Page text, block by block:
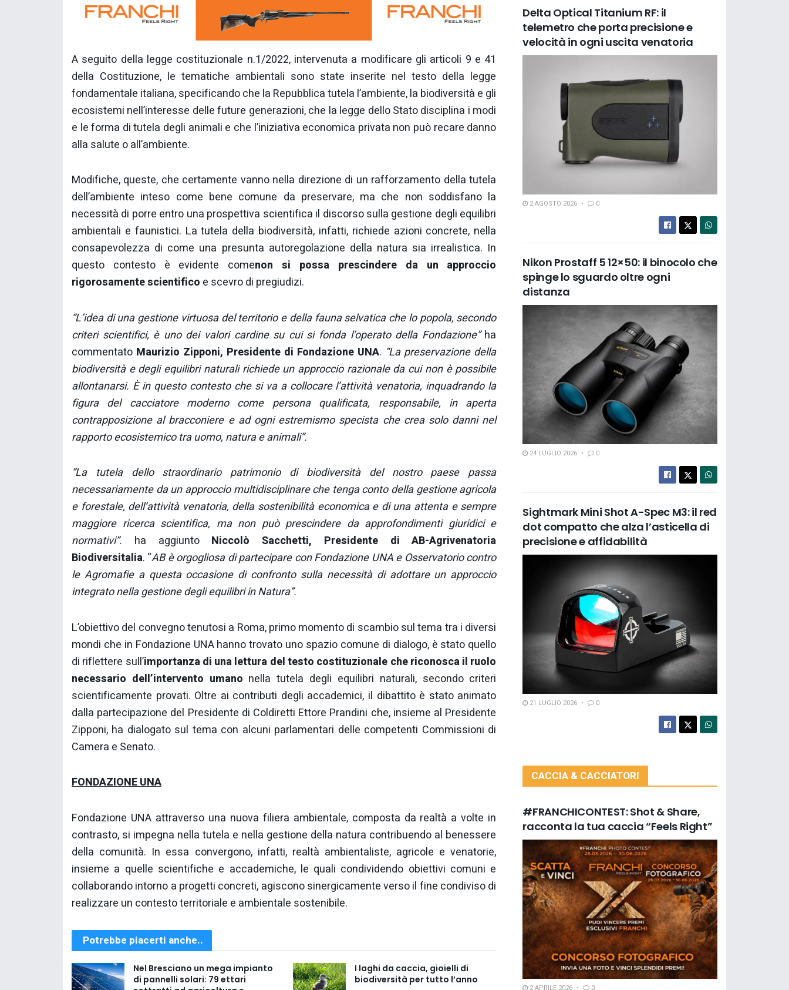
A seguito della legge costituzionale n.1/2022, intervenuta a modificare gli articoli 9 e 41
della Costituzione, le tematiche ambientali sono state inserite nel testo della legge
fondamentale italiana, specificando che la Repubblica tutela l’ambiente, la biodiversità e gli
ecosistemi nell’interesse delle future generazioni, che la legge dello Stato disciplina i modi
e le forma di tutela degli animali e che l’iniziativa economica privata non può recare danno
alla salute o all’ambiente.
Modifiche, queste, che certamente vanno nella direzione di un rafforzamento della tutela
dell’ambiente inteso come bene comune da preservare, ma che non soddisfano la
necessità di porre entro una prospettiva scientifica il discorso sulla gestione degli equilibri
ambientali e faunistici. La tutela della biodiversità, infatti, richiede azioni concrete, nella
consapevolezza di come una presunta autoregolazione della natura sia irrealistica. In
questo contesto è evidente comenon si possa prescindere da un approccio
rigorosamente scientifico e scevro di pregiudizi.
“L’idea di una gestione virtuosa del territorio e della fauna selvatica che lo popola, secondo
criteri scientifici, è uno dei valori cardine su cui si fonda l’operato della Fondazione”ha
commentato Maurizio Zipponi, Presidente di Fondazione UNA. “La preservazione della
biodiversità e degli equilibri naturali richiede un approccio razionale da cui non è possibile
allontanarsi. È in questo contesto che si va a collocare l’attività venatoria, inquadrando la
figura del cacciatore moderno come persona qualificata, responsabile, in aperta
contrapposizione al bracconiere e ad ogni estremismo specista che crea solo danni nel
rapporto ecosistemico tra uomo, natura e animali”.
“La tutela dello straordinario patrimonio di biodiversità del nostro paese passa
necessariamente da un approccio multidisciplinare che tenga conto della gestione agricola
e forestale, dell’attività venatoria, della sostenibilità economica e di una attenta e sempre
maggiore ricerca scientifica, ma non può prescindere da approfondimenti giuridici e
normativi”. ha aggiunto Niccolò Sacchetti, Presidente di AB-Agrivenatoria
Biodiversitalia. “AB è orgogliosa di partecipare con Fondazione UNA e Osservatorio contro
le Agromafie a questa occasione di confronto sulla necessità di adottare un approccio
integrato nella gestione degli equilibri in Natura”.
L’obiettivo del convegno tenutosi a Roma, primo momento di scambio sul tema tra i diversi
mondi che in Fondazione UNA hanno trovato uno spazio comune di dialogo, è stato quello
di riflettere sull’importanza di una lettura del testo costituzionale che riconosca il ruolo
necessario dell’intervento umano nella tutela degli equilibri naturali, secondo criteri
scientificamente provati. Oltre ai contributi degli accademici, il dibattito è stato animato
dalla partecipazione del Presidente di Coldiretti Ettore Prandini che, insieme al Presidente
Zipponi, ha dialogato sul tema con alcuni parlamentari delle competenti Commissioni di
Camera e Senato.
FONDAZIONE UNA
Fondazione UNA attraverso una nuova filiera ambientale, composta da realtà a volte in
contrasto, si impegna nella tutela e nella gestione della natura contribuendo al benessere
della comunità. In essa convergono, infatti, realtà ambientaliste, agricole e venatorie,
insieme a quelle scientifiche e accademiche, le quali condividendo obiettivi comuni e
collaborando intorno a progetti concreti, agiscono sinergicamente verso il fine condiviso di
realizzare un contesto territoriale e ambientale sostenibile.
Potrebbe piacerti anche..
Nel Bresciano un mega impianto
di pannelli solari: 79 ettari
I laghi da caccia, gioielli di
biodiversità per tutto l’anno
Delta Optical Titanium RF: il
telemetro che porta precisione e
velocità in ogni uscita venatoria
2 AGOSTO 2026 0
Nikon Prostaff 5 12×50: il binocolo che
spinge lo sguardo oltre ogni
distanza
24 LUGLIO 2026 0
Sightmark Mini Shot A-Spec M3: il red
dot compatto che alza l’asticella di
precisione e affidabilità
21 LUGLIO 2026 0
CACCIA & CACCIATORI
#FRANCHICONTEST: Shot & Share,
racconta la tua caccia “Feels Right”
2 APRILE 2026 0